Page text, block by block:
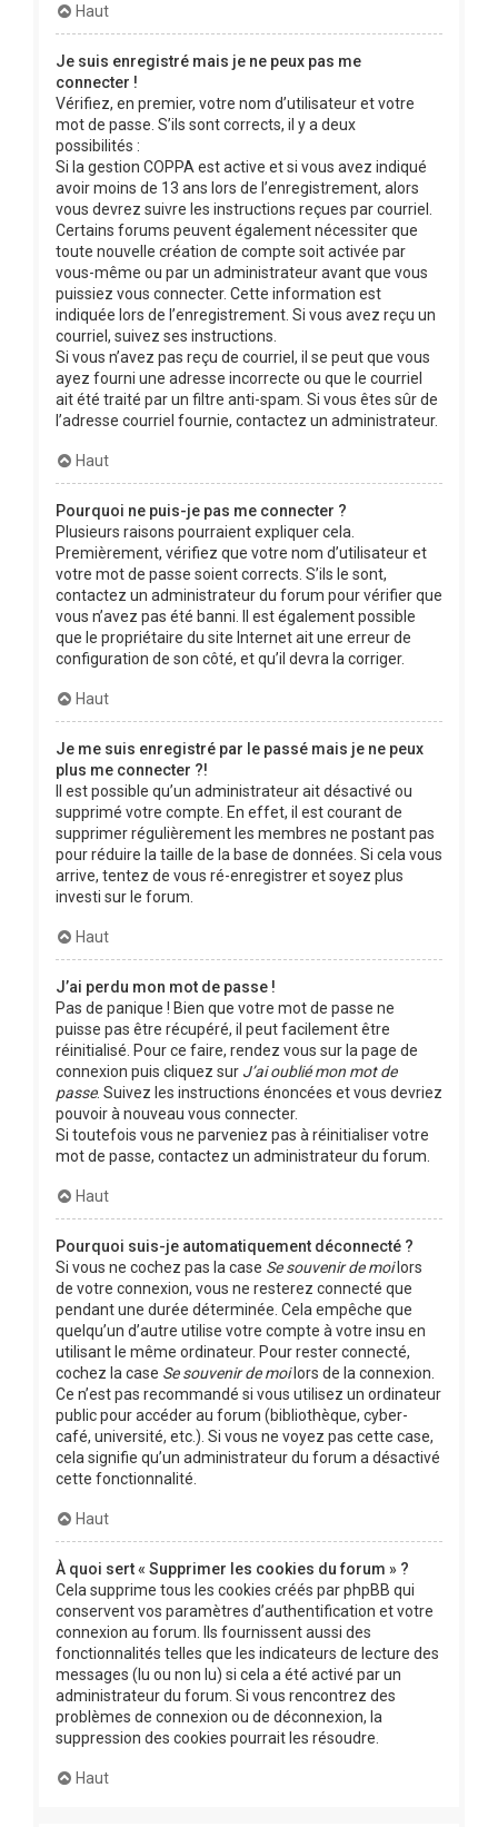
Haut
Je suis enregistré mais je ne peux pas me
connecter !
Vérifiez, en premier, votre nom d’utilisateur et votre
mot de passe. S’ils sont corrects, il y a deux
possibilités :
Si la gestion COPPA est active et si vous avez indiqué
avoir moins de 13 ans lors de l’enregistrement, alors
vous devrez suivre les instructions reçues par courriel.
Certains forums peuvent également nécessiter que
toute nouvelle création de compte soit activée par
vous-même ou par un administrateur avant que vous
puissiez vous connecter. Cette information est
indiquée lors de l’enregistrement. Si vous avez reçu un
courriel, suivez ses instructions.
Si vous n’avez pas reçu de courriel, il se peut que vous
ayez fourni une adresse incorrecte ou que le courriel
ait été traité par un filtre anti-spam. Si vous êtes sûr de
l’adresse courriel fournie, contactez un administrateur.
Haut
Pourquoi ne puis-je pas me connecter ?
Plusieurs raisons pourraient expliquer cela.
Premièrement, vérifiez que votre nom d’utilisateur et
votre mot de passe soient corrects. S’ils le sont,
contactez un administrateur du forum pour vérifier que
vous n’avez pas été banni. Il est également possible
que le propriétaire du site Internet ait une erreur de
configuration de son côté, et qu’il devra la corriger.
Haut
Je me suis enregistré par le passé mais je ne peux
plus me connecter ?!
Il est possible qu’un administrateur ait désactivé ou
supprimé votre compte. En effet, il est courant de
supprimer régulièrement les membres ne postant pas
pour réduire la taille de la base de données. Si cela vous
arrive, tentez de vous ré-enregistrer et soyez plus
investi sur le forum.
Haut
J’ai perdu mon mot de passe !
Pas de panique ! Bien que votre mot de passe ne
puisse pas être récupéré, il peut facilement être
réinitialisé. Pour ce faire, rendez vous sur la page de
connexion puis cliquez sur J’ai oublié mon mot de
passe. Suivez les instructions énoncées et vous devriez
pouvoir à nouveau vous connecter.
Si toutefois vous ne parveniez pas à réinitialiser votre
mot de passe, contactez un administrateur du forum.
Haut
Pourquoi suis-je automatiquement déconnecté ?
Si vous ne cochez pas la case Se souvenir de moilors
de votre connexion, vous ne resterez connecté que
pendant une durée déterminée. Cela empêche que
quelqu’un d’autre utilise votre compte à votre insu en
utilisant le même ordinateur. Pour rester connecté,
cochez la case Se souvenir de moilors de la connexion.
Ce n’est pas recommandé si vous utilisez un ordinateur
public pour accéder au forum (bibliothèque, cyber-
café, université, etc.). Si vous ne voyez pas cette case,
cela signifie qu’un administrateur du forum a désactivé
cette fonctionnalité.
Haut
À quoi sert « Supprimer les cookies du forum » ?
Cela supprime tous les cookies créés par phpBB qui
conservent vos paramètres d’authentification et votre
connexion au forum. Ils fournissent aussi des
fonctionnalités telles que les indicateurs de lecture des
messages (lu ou non lu) si cela a été activé par un
administrateur du forum. Si vous rencontrez des
problèmes de connexion ou de déconnexion, la
suppression des cookies pourrait les résoudre.
Haut